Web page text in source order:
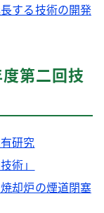
する技術の開発
第二回技
研究
術」
却炉の煙道閉塞